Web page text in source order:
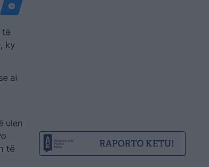
të
ky
ai
ulen
të